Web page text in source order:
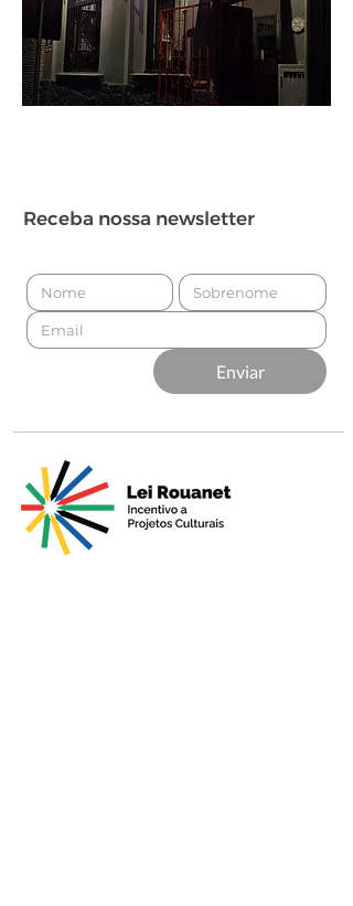
Receba nossa newsletter
Enviar